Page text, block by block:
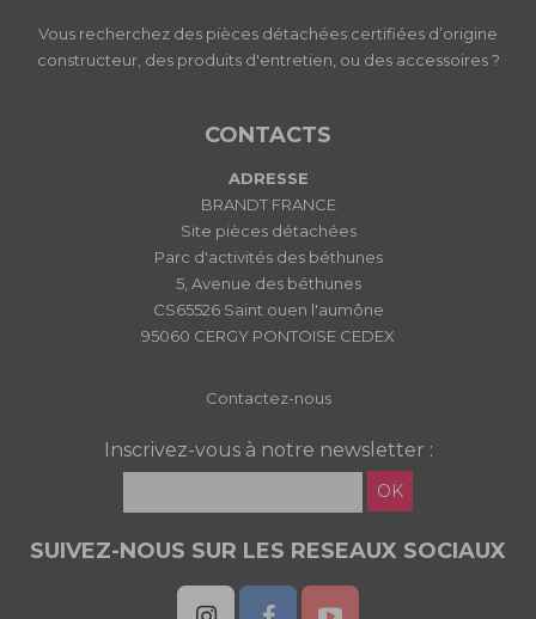
Vous recherchez des pièces détachées certifiées d’origine
constructeur, des produits d'entretien, ou des accessoires ?
CONTACTS
ADRESSE
BRANDT FRANCE
Site pièces détachées
Parc d'activités des béthunes
5, Avenue des béthunes
CS65526 Saint ouen l'aumône
95060 CERGY PONTOISE CEDEX
Contactez-nous
Inscrivez-vous à notre newsletter :
OK
SUIVEZ-NOUS SUR LES RESEAUX SOCIAUX